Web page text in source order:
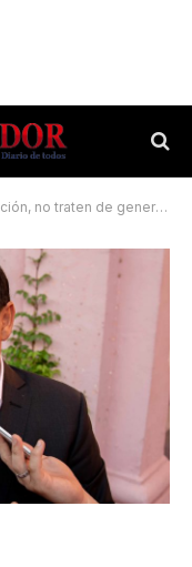
traten de generar polémica”